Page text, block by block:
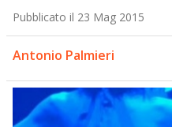
Pubblicato il 23 Mag 2015
Antonio Palmieri